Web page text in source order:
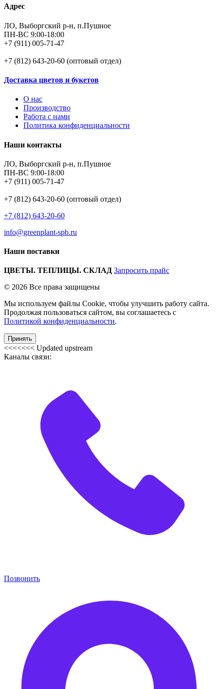
Адрес
ЛО, Выборгский р-н, п.Пушное
ПН-ВС 9:00-18:00
+7 (911) 005-71-47
+7 (812) 643-20-60 (оптовый отдел)
Доставка цветов и букетов
О нас
Производство
Работа с нами
Политика конфиденциальности
Наши контакты
ЛО, Выборгский р-н, п.Пушное
ПН-ВС 9:00-18:00
+7 (911) 005-71-47
+7 (812) 643-20-60 (оптовый отдел)
+7 (812) 643-20-60
info@greenplant-spb.ru
Наши поставки
ЦВЕТЫ. ТЕПЛИЦЫ. СКЛАД Запросить прайс
© 2026 Все права защищены
Мы используем файлы Cookie, чтобы улучшить работу сайта.
Продолжая пользоваться сайтом, вы соглашаетесь с
Политикой конфиденциальности.
Принять
<<<<<<< Updated upstream
Каналы связи:
Позвонить